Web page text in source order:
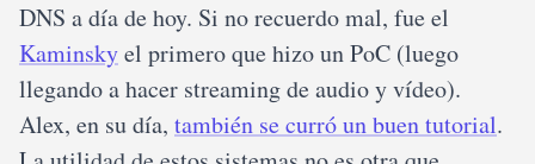
DNS a día de hoy. Si no recuerdo mal, fue el
Kaminskyel primero que hizo un PoC (luego
llegando a hacer streaming de audio y vídeo).
Alex, en su día, también se curró un buen tutorial.